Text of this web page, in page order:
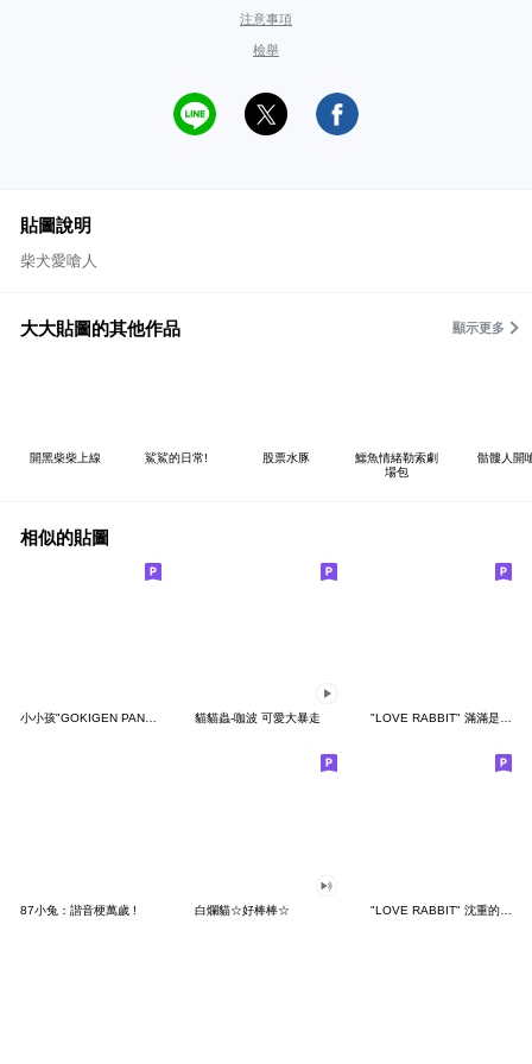
注意事項
檢舉
貼圖說明
柴犬愛嗆人
大大貼圖的其他作品 顯示更多
開黑柴柴上線 鯊鯊的日常! 股票水豚
鱷魚情緒勒索劇
場包
骷髏人開
相似的貼圖
小小孩"GOKIGEN PANDA" 台灣版 貓貓蟲-咖波 可愛大暴走 "LOVE RABBIT" 滿滿是愛 台灣版
87小兔：諧音梗萬歲 ! 白爛貓☆好棒棒☆ "LOVE RABBIT" 沈重的愛 台灣版